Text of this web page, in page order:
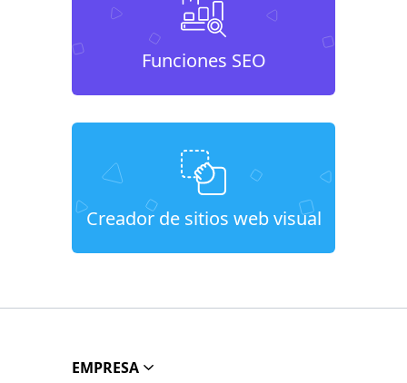
Funciones SEO
Creador de sitios web visual
EMPRESA